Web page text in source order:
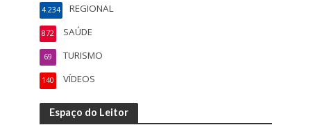
REGIONAL
4.234
SAÚDE
872
TURISMO
69
VÍDEOS
140
Espaço do Leitor